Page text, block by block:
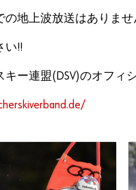
の地上波放送はありま
い!!
ー連盟(DSV)のオフィ